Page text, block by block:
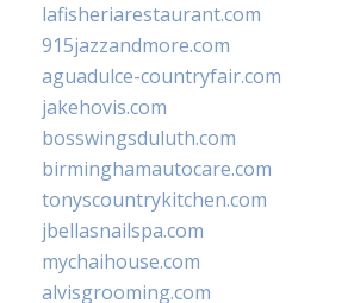
lafisheriarestaurant.com
915jazzandmore.com
aguadulce-countryfair.com
jakehovis.com
bosswingsduluth.com
birminghamautocare.com
tonyscountrykitchen.com
jbellasnailspa.com
mychaihouse.com
alvisgrooming.com